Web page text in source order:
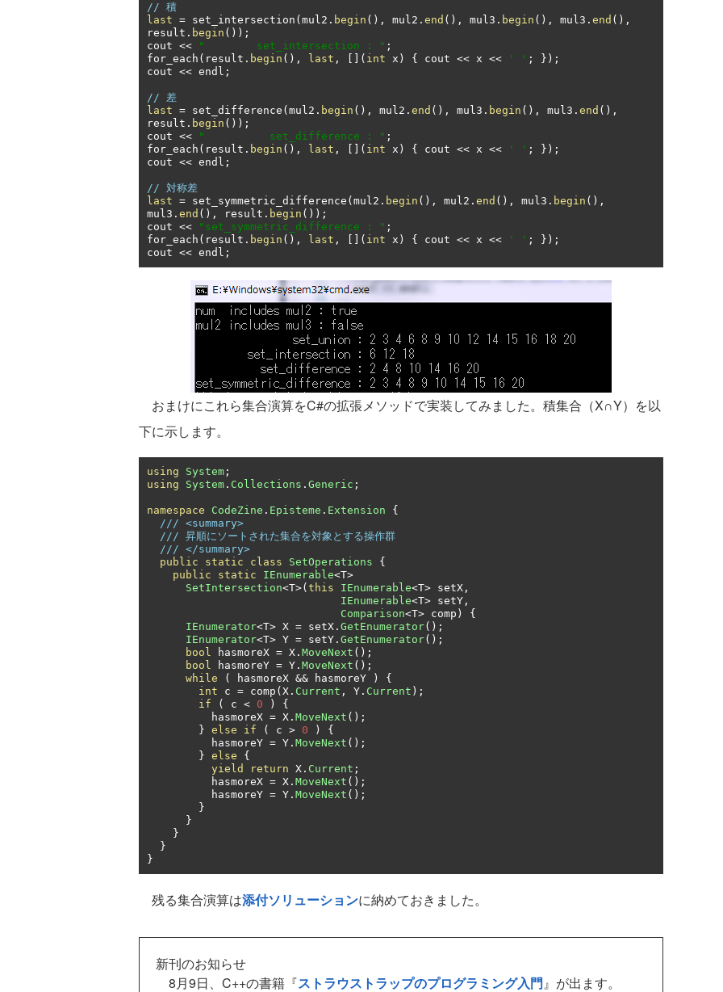
// 積
last = set_intersection ( mul2 . begin (), mul2 . end (), mul3 . begin (), mul3 . end (),
result . begin ());
cout << "        set_intersection : " ;
for_each ( result . begin (), last , []( int x ) { cout << x << ' ' ;
});
cout << endl ;
// 差
last = set_difference ( mul2 . begin (), mul2 . end (), mul3 . begin (), mul3 . end (),
result . begin ());
cout << "          set_difference : " ;
for_each ( result . begin (), last , []( int x ) { cout << x << ' ' ;
});
cout << endl ;
// 対称差
last = set_symmetric_difference ( mul2 . begin (), mul2 . end (), mul3 . begin (),
mul3 . end (), result . begin ());
cout << "set_symmetric_difference : " ;
for_each ( result . begin (), last , []( int x ) { cout << x << ' ' ;
});
cout << endl ;
おまけにこれら集合演算をC#の拡張メソッドで実装してみました。積集合（X∩Y）を以
下に示します。
using System ;
using
System . Collections . Generic ;
namespace CodeZine . Episteme . Extension
{
/// <summary>
/// 昇順にソートされた集合を対象とする操作群
/// </summary>
public
static class SetOperations
{
public
static IEnumerable<T>
SetIntersection<T>( this IEnumerable<T> setX ,
IEnumerable<T> setY ,
Comparison<T> comp )
{
IEnumerator<T> X = setX . GetEnumerator();
IEnumerator<T> Y = setY . GetEnumerator();
bool hasmoreX = X . MoveNext ();
bool hasmoreY = Y . MoveNext ();
while
( hasmoreX && hasmoreY )
{
int c = comp ( X . Current , Y . Current );
if
( c < 0 )
{
          hasmoreX
= X . MoveNext ();
} else if ( c > 0 )
{
          hasmoreY
= Y . MoveNext ();
} else
{
yield
return X . Current ;
          hasmoreX
= X . MoveNext ();
          hasmoreY
= Y . MoveNext ();
}
}
}
}
}
残る集合演算は添付ソリューションに納めておきました。
新刊のお知らせ
8月9日、C++の書籍『ストラウストラップのプログラミング入門』が出ます。